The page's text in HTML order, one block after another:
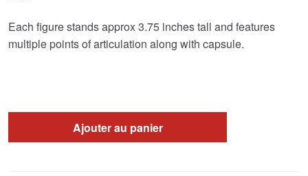
Each figure stands approx 3.75 inches tall and features
multiple points of articulation along with capsule.
Ajouter au panier